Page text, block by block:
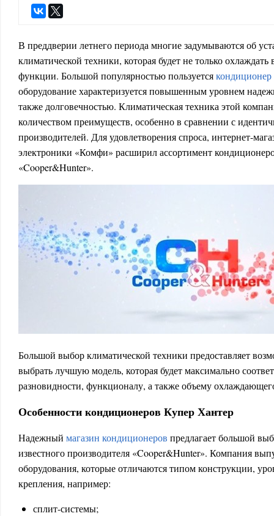
В преддверии летнего периода многие задумываются об
климатической техники, которая будет не только
функции. Большой популярностью пользуется
оборудование характеризуется повышенным уровнем
также долговечностью. Климатическая техника этой
количеством преимуществ, особенно в сравнении с
производителей. Для удовлетворения спроса, интернет-
электроники «Комфи» расширил ассортимент
«Cooper&Hunter».
Большой выбор климатической техники предоставляет
выбрать лучшую модель, которая будет максимально
разновидности, функционалу, а также объему
Особенности кондиционеров Купер Хантер
Надежный магазин кондиционеров предлагает большой
известного производителя «Cooper&Hunter». Компания
оборудования, которые отличаются типом конструкции,
крепления, например:
сплит-системы;